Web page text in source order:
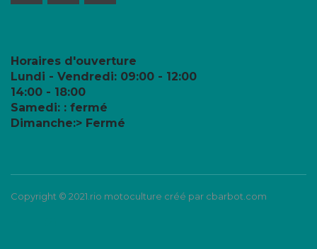
Horaires d'ouverture
Lundi - Vendredi: 09:00 - 12:00
14:00 - 18:00
Samedi: : fermé
Dimanche:> Fermé
Copyright © 2021.rio motoculture créé par cbarbot.com